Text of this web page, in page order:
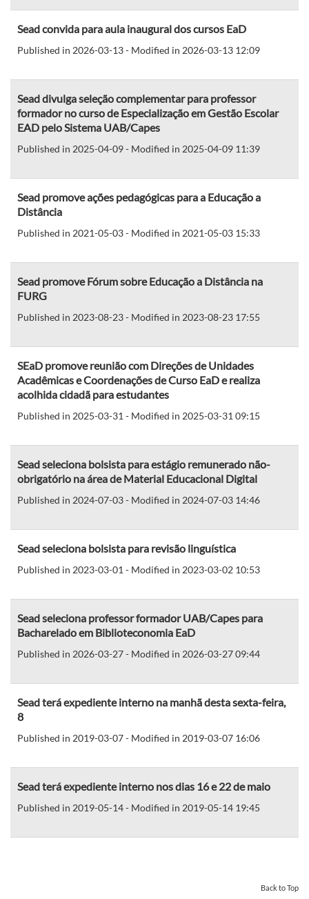
Sead convida para aula inaugural dos cursos EaD
Published in 2026-03-13 - Modified in 2026-03-13 12:09
Sead divulga seleção complementar para professor
formador no curso de Especialização em Gestão Escolar
EAD pelo Sistema UAB/Capes
Published in 2025-04-09 - Modified in 2025-04-09 11:39
Sead promove ações pedagógicas para a Educação a
Distância
Published in 2021-05-03 - Modified in 2021-05-03 15:33
Sead promove Fórum sobre Educação a Distância na
FURG
Published in 2023-08-23 - Modified in 2023-08-23 17:55
SEaD promove reunião com Direções de Unidades
Acadêmicas e Coordenações de Curso EaD e realiza
acolhida cidadã para estudantes
Published in 2025-03-31 - Modified in 2025-03-31 09:15
Sead seleciona bolsista para estágio remunerado não-
obrigatório na área de Material Educacional Digital
Published in 2024-07-03 - Modified in 2024-07-03 14:46
Sead seleciona bolsista para revisão linguística
Published in 2023-03-01 - Modified in 2023-03-02 10:53
Sead seleciona professor formador UAB/Capes para
Bacharelado em Biblioteconomia EaD
Published in 2026-03-27 - Modified in 2026-03-27 09:44
Sead terá expediente interno na manhã desta sexta-feira,
8
Published in 2019-03-07 - Modified in 2019-03-07 16:06
Sead terá expediente interno nos dias 16 e 22 de maio
Published in 2019-05-14 - Modified in 2019-05-14 19:45
Back to Top